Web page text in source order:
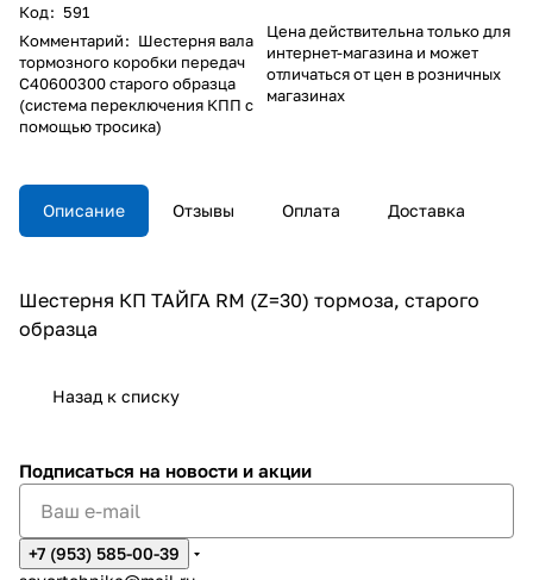
Код: 591
Комментарий: Шестерня вала
тормозного коробки передач
С40600300 старого образца
(система переключения КПП с
помощью тросика)
Цена действительна только для
интернет-магазина и может
отличаться от цен в розничных
магазинах
Описание Отзывы Оплата Доставка
Шестерня КП ТАЙГА RM (Z=30) тормоза, старого
образца
Назад к списку
Подписаться на новости и акции
+7 (953) 585-00-39